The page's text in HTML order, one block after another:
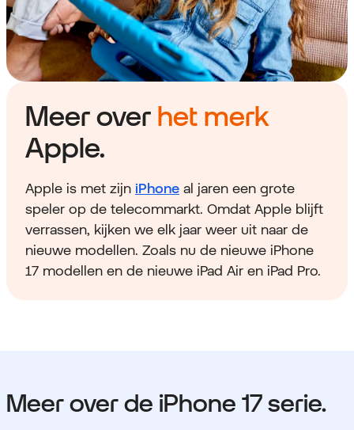
Meer over het merk
Apple.
Apple is met zijn iPhone al jaren een grote
speler op de telecommarkt. Omdat Apple blijft
verrassen, kijken we elk jaar weer uit naar de
nieuwe modellen. Zoals nu de nieuwe iPhone
17 modellen en de nieuwe iPad Air en iPad Pro.
Meer over de iPhone 17 serie.